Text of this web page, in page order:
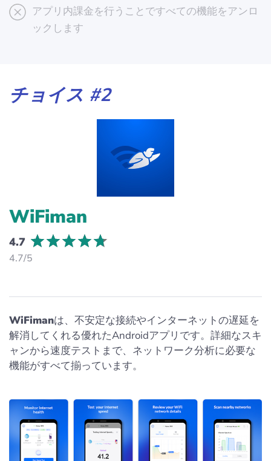
アプリ内課金を行うことですべての機能をアンロ
ックします
チョイス #2
WiFiman
4.7
4.7/5
WiFimanは、不安定な接続やインターネットの遅延を
解消してくれる優れたAndroidアプリです。詳細なスキ
ャンから速度テストまで、ネットワーク分析に必要な
機能がすべて揃っています。